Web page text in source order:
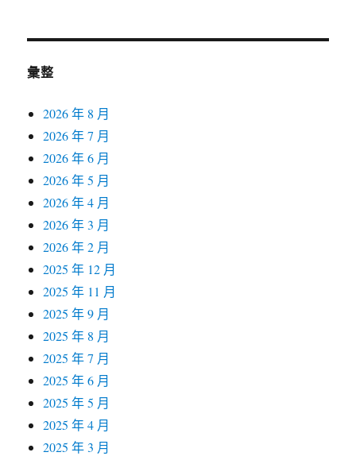
彙整
2026 年 8 月
2026 年 7 月
2026 年 6 月
2026 年 5 月
2026 年 4 月
2026 年 3 月
2026 年 2 月
2025 年 12 月
2025 年 11 月
2025 年 9 月
2025 年 8 月
2025 年 7 月
2025 年 6 月
2025 年 5 月
2025 年 4 月
2025 年 3 月